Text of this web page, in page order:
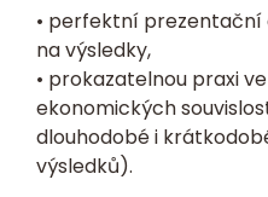
• perfektní
na výsledky,
• prokazatelnou praxi
ekonomických
dlouhodobé i
výsledků).